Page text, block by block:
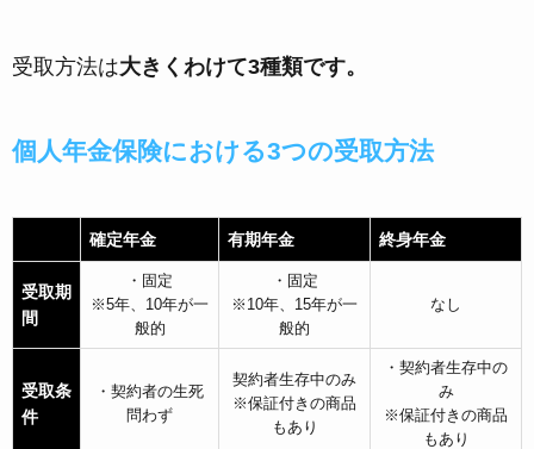
受取方法は大きくわけて3種類です。
個人年金保険における3つの受取方法
確定年金 有期年金 終身年金
受取期
間
・固定
※5年、10年が一
般的
・固定
※10年、15年が一
般的
なし
受取条
件
・契約者の生死
問わず
契約者生存中のみ
※保証付きの商品
もあり
・契約者生存中の
み
※保証付きの商品
もあり